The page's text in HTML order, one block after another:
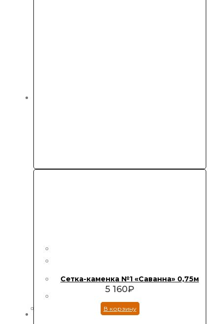
Сетка-каменка №1 «Саванна» 0,75м
5 160₽
В корзину